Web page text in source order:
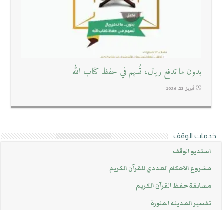
بدون ما تدفع ريال، تُسهم في حفظ كتاب الله
أبريل 23, 2026
خدمات الوقف
استديو الوقف
مشروع الاحكام العددي للقرآن الكريم
مسابقة حفظ القرآن الكريم
تفسير المدينة المنورة